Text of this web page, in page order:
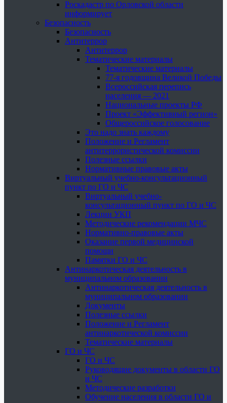
Роскадастр по Орловской области
информирует
Безопасность
Безопасность
Антитеррор
Антитеррор
Тематические материалы
Тематические материалы
77-я годовщина Великой Победы
Всероссийская перепись
населения — 2021
Национальные проекты РФ
Проект «Эффективный регион»
Общероссийское голосование
Это надо знать каждому
Положение и Регламент
антитеррористической комиссии
Полезные ссылки
Нормативные правовые акты
Виртуальный учебно-консультационный
пункт по ГО и ЧС
Виртуальный учебно-
консультационный пункт по ГО и ЧС
Лекции УКП
Методические рекомендации МЧС
Нормативно-правовые акты
Оказание первой медицинской
помощи
Памятки ГО и ЧС
Антинаркотическая деятельность в
муниципальном образовании
Антинаркотическая деятельность в
муниципальном образовании
Документы
Полезные ссылки
Положение и Регламент
антинаркотической комиссии
Тематические материалы
ГО и ЧС
ГО и ЧС
Руководящие документы в области ГО
и ЧС
Методические разработки
Обучение населения в области ГО и